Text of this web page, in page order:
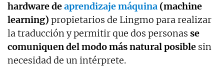
hardware deaprendizaje máquina (machine
learning) propietarios de Lingmo para realizar
la traducción y permitir que dos personas se
comuniquen del modo más natural posible sin
necesidad de un intérprete.